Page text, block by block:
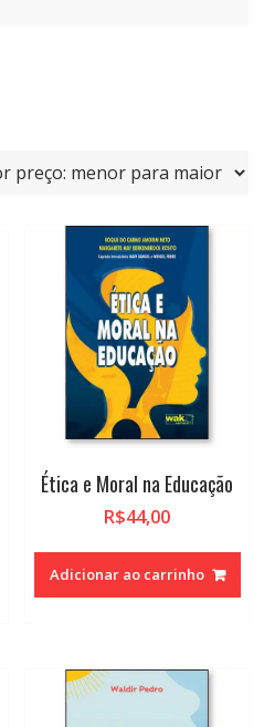
Ética e Moral na Educação
R$44,00
Adicionar ao carrinho